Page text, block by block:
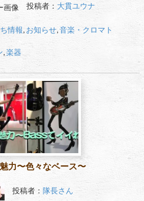
投稿者： 大貫ユウナ
情報 お知らせ, 音楽・クロマト
楽器
力〜色々なベース〜
投稿者： 隊長さん